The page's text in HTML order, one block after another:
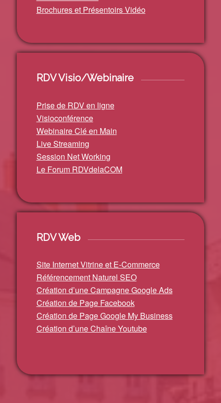
Brochures et Présentoirs Vidéo
RDV Visio/Webinaire
Prise de RDV en ligne
Visioconférence
Webinaire Clé en Main
Live Streaming
Session Net Working
Le Forum RDVdelaCOM
RDV Web
Site Internet Vitrine et E-Commerce
Référencement Naturel SEO
Création d’une Campagne Google Ads
Création de Page Facebook
Création de Page Google My Business
Création d’une Chaîne Youtube